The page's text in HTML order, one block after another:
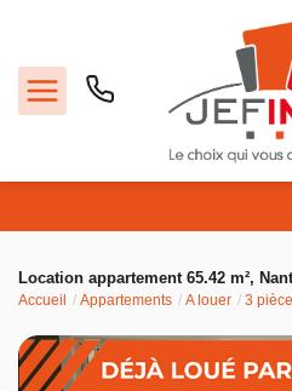
Louer
Vendre
Location appartement 65.42 m²,
Accueil Appartements A louer 3